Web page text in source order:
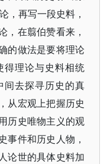
，再写一段史料，
，在翦伯赞看来，
的做法是要将理论
得理论与史料相统
间去探寻历史的真
从宏观上把握历史
历史唯物主义的观
事件和历史人物，
论世的具体史料加